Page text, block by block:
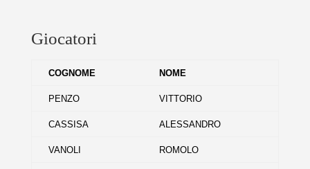
Giocatori
COGNOME NOME
PENZO VITTORIO
CASSISA ALESSANDRO
VANOLI ROMOLO